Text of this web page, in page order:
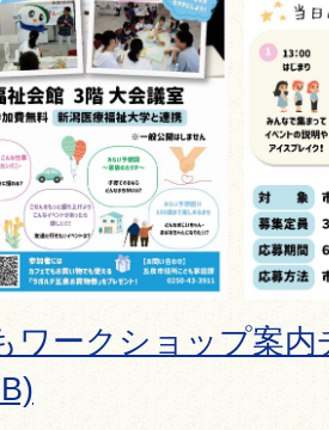
ワークショップ案